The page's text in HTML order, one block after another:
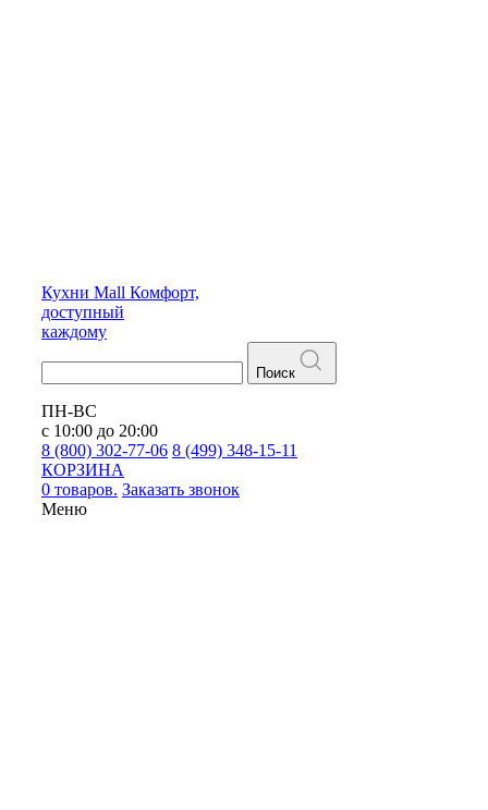
Кухни Mall Комфорт,
доступный
каждому
Поиск
ПН-ВС
с 10:00 до 20:00
8 (800) 302-77-06 8 (499) 348-15-11
КОРЗИНА
0 товаров. Заказать звонок
Меню